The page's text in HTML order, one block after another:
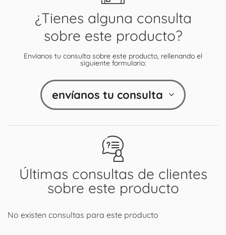
Últimas consultas de clientes
sobre este producto
No existen consultas para este producto
¿Tienes alguna consulta
sobre este producto?
Envíanos tu consulta sobre este producto, rellenando el
siguiente formulario:
envíanos tu consulta